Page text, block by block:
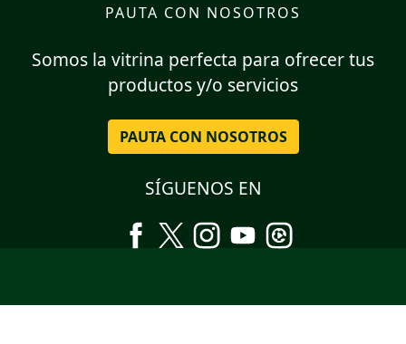
PAUTA CON NOSOTROS
Somos la vitrina perfecta para ofrecer tus
productos y/o servicios
PAUTA CON NOSOTROS
SÍGUENOS EN